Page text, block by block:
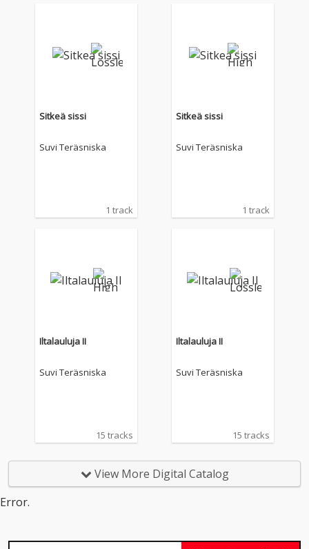
Sitkeä sissi
Suvi Teräsniska
1 track
Sitkeä sissi
Suvi Teräsniska
1 track
Iltalauluja II
Suvi Teräsniska
15 tracks
Iltalauluja II
Suvi Teräsniska
15 tracks
View More Digital Catalog
Error.